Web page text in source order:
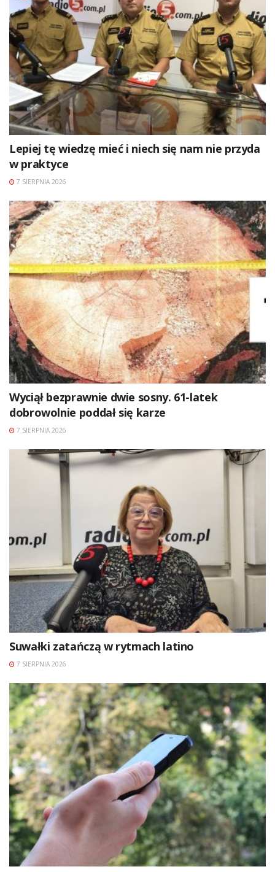
Lepiej tę wiedzę mieć i niech się nam nie przyda
w praktyce
7 SIERPNIA 2026
Wyciął bezprawnie dwie sosny. 61-latek
dobrowolnie poddał się karze
7 SIERPNIA 2026
Suwałki zatańczą w rytmach latino
7 SIERPNIA 2026